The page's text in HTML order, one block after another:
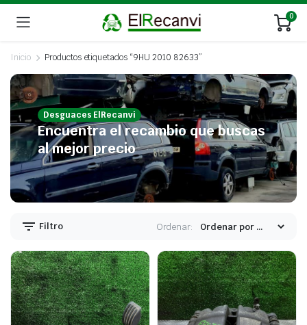
0
Inicio Productos etiquetados “9HU 2010 82633”
Desguaces ElRecanvi
Encuentra el recambio que buscas
al mejor precio
Filtro Ordenar: